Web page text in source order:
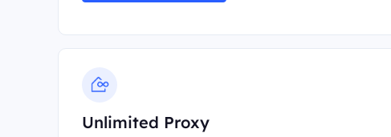
Unlimited Proxy